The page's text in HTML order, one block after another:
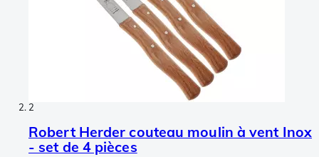
2
Robert Herder couteau moulin à vent Inox
- set de 4 pièces